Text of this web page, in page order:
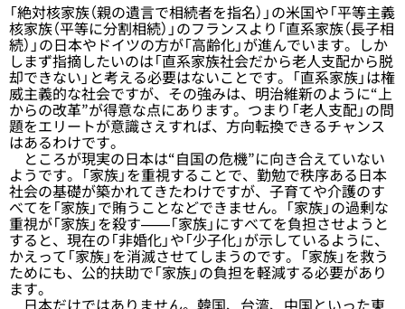
「絶対核家族（親の遺言で相続者を指名）」の米国や「平等主義
核家族（平等に分割相続）」のフランスより「直系家族（長子相
続）」の日本やドイツの方が「高齢化」が進んでいます。しか
しまず指摘したいのは「直系家族社会だから老人支配から脱
却できない」と考える必要はないことです。「直系家族」は権
威主義的な社会ですが、その強みは、明治維新のように“上
からの改革”が得意な点にあります。つまり「老人支配」の問
題をエリートが意識さえすれば、方向転換できるチャンス
はあるわけです。
ところが現実の日本は“自国の危機”に向き合えていない
ようです。「家族」を重視することで、勤勉で秩序ある日本
社会の基礎が築かれてきたわけですが、子育てや介護のす
べてを「家族」で賄うことなどできません。「家族」の過剰な
重視が「家族」を殺す——「家族」にすべてを負担させようと
すると、現在の「非婚化」や「少子化」が示しているように、
かえって「家族」を消滅させてしまうのです。「家族」を救う
ためにも、公的扶助で「家族」の負担を軽減する必要があり
ます。